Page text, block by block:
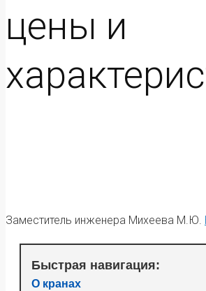
цены и
Заместитель инженера Михеева М.Ю.
Быстрая навигация:
О кранах